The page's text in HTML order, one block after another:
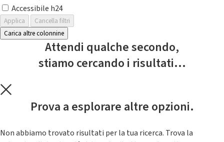
Accessibile h24
Applica
Cancella filtri
Carica altre colonnine
Attendi qualche secondo,
stiamo cercando i risultati...
Prova a esplorare altre opzioni.
Non abbiamo trovato risultati per la tua ricerca. Trova la